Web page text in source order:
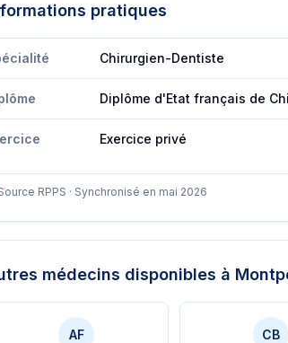
pratiques
Chirurgien-Dentiste
Diplôme d'Etat français de
Exercice privé
RPPS · Synchronisé en mai 2026
médecins disponibles à
AF CB